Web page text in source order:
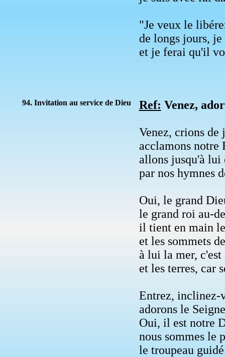
"Je veux le
de longs jours, je
et je ferai qu'il
94. Invitation au service de Dieu Ref: Venez,
Venez, crions de
acclamons notre
allons jusqu'à lui
par nos hymnes
Oui, le grand
le grand roi au-
il tient en main
et les sommets
à lui la mer,
et les terres, car
Entrez, inclinez-
adorons le
Oui, il est notre
nous sommes le
le troupeau